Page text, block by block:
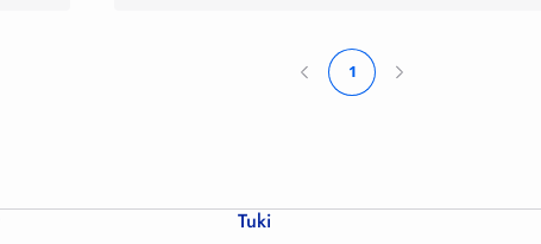
1
Tuki